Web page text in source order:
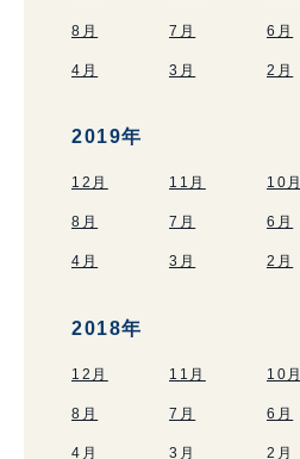
8月 7月 6月
4月 3月 2月
2019年
12月 11月 10月
8月 7月 6月
4月 3月 2月
2018年
12月 11月 10月
8月 7月 6月
4月 3月 2月